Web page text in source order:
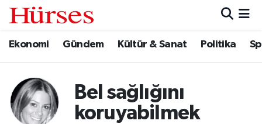
Ekonomi Gündem Kültür & Sanat Politika
Bel sağlığını
koruyabilmek
Ekonomi
Kültür & Sanat
Hava Durumu
Süper Lig Puan Durumu ve Fikstür